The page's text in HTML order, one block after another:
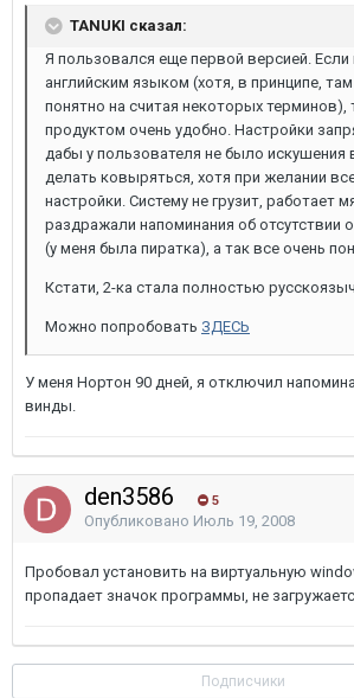
TANUKI сказал:
Я пользовался еще первой версией. Если
английским языком (хотя, в принципе,
понятно на считая некоторых терминов),
продуктом очень удобно. Настройки
дабы у пользователя не было искушения
делать ковыряться, хотя при желании
настройки. Систему не грузит, работает
раздражали напоминания об отсутствии
(у меня была пиратка), а так все очень
Кстати, 2-ка стала полностью
Можно попробовать ЗДЕСЬ
У меня Нортон 90 дней, я отключил
винды.
den3586 5
Опубликовано Июль 19, 2008
Пробовал установить на виртуальную
пропадает значок программы, не
Подписчики